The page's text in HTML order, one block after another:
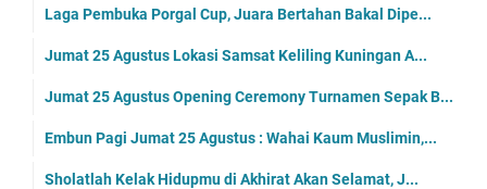
Laga Pembuka Porgal Cup, Juara Bertahan Bakal Dipe...
Jumat 25 Agustus Lokasi Samsat Keliling Kuningan A...
Jumat 25 Agustus Opening Ceremony Turnamen Sepak B...
Embun Pagi Jumat 25 Agustus : Wahai Kaum Muslimin,...
Sholatlah Kelak Hidupmu di Akhirat Akan Selamat, J...